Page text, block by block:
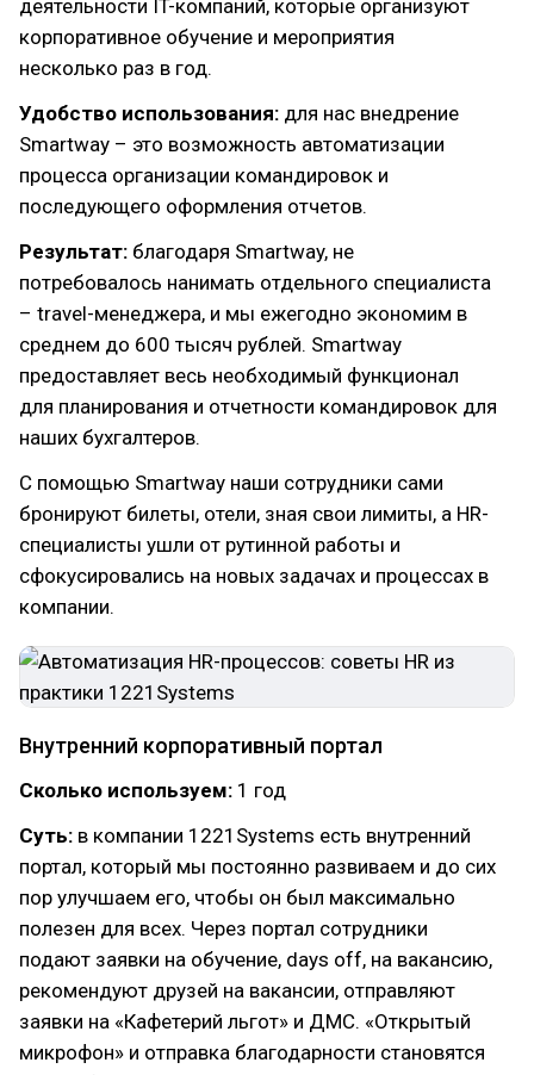
деятельности IT-компаний, которые организуют
корпоративное обучение и мероприятия
несколько раз в год.
Удобство использования: для нас внедрение
Smartway – это возможность автоматизации
процесса организации командировок и
последующего оформления отчетов.
Результат: благодаря Smartway, не
потребовалось нанимать отдельного специалиста
– travel-менеджера, и мы ежегодно экономим в
среднем до 600 тысяч рублей. Smartway
предоставляет весь необходимый функционал
для планирования и отчетности командировок для
наших бухгалтеров.
С помощью Smartway наши сотрудники сами
бронируют билеты, отели, зная свои лимиты, а HR-
специалисты ушли от рутинной работы и
сфокусировались на новых задачах и процессах в
компании.
Внутренний корпоративный портал
Сколько используем: 1 год
Суть: в компании 1221Systems есть внутренний
портал, который мы постоянно развиваем и до сих
пор улучшаем его, чтобы он был максимально
полезен для всех. Через портал сотрудники
подают заявки на обучение, days off, на вакансию,
рекомендуют друзей на вакансии, отправляют
заявки на «Кафетерий льгот» и ДМС. «Открытый
микрофон» и отправка благодарности становятся